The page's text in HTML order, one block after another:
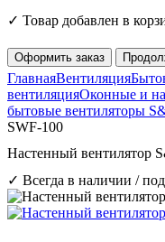
✓ Товар добавлен в
Оформить заказ
ГлавнаяВентиляция
вентиляцияОконные и
бытовые вентиляторы
SWF-100
Настенный вентилятор
✓ Всегда в наличии / под